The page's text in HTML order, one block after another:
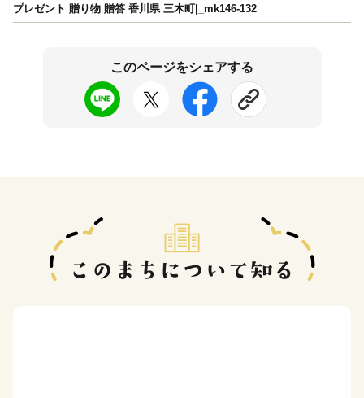
プレゼント 贈り物 贈答 香川県 三木町|_mk146-132
このページをシェアする